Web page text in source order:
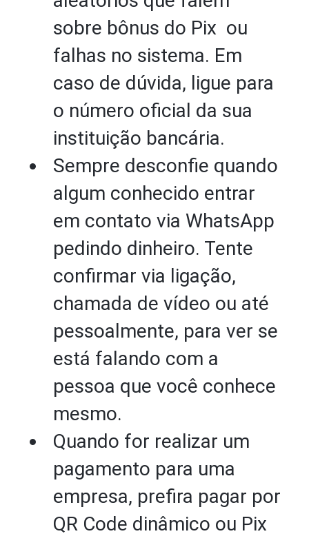
sobre bônus do Pix ou
falhas no sistema. Em
caso de dúvida, ligue para
o número oficial da sua
instituição bancária.
Sempre desconfie quando
algum conhecido entrar
em contato via WhatsApp
pedindo dinheiro. Tente
confirmar via ligação,
chamada de vídeo ou até
pessoalmente, para ver se
está falando com a
pessoa que você conhece
mesmo.
Quando for realizar um
pagamento para uma
empresa, prefira pagar por
QR Code dinâmico ou Pix